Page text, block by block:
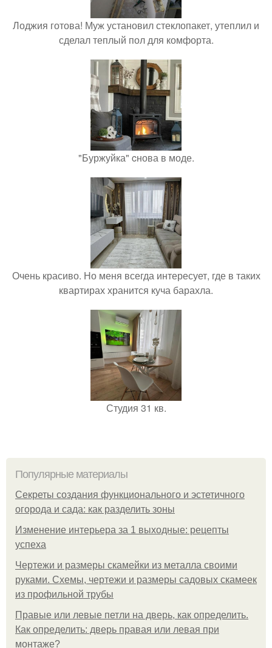
Лоджия готова! Муж установил стеклопакет, утеплил и
сделал теплый пол для комфорта.
"Буржуйка" cнова в моде.
Очень красиво. Но меня всегда интересует, где в таких
квартирах хранится куча барахла.
Студия 31 кв.
Популярные материалы
Секреты создания функционального и эстетичного
огорода и сада: как разделить зоны
Изменение интерьера за 1 выходные: рецепты
успеха
Чертежи и размеры скамейки из металла своими
руками. Схемы, чертежи и размеры садовых скамеек
из профильной трубы
Правые или левые петли на дверь, как определить.
Как определить: дверь правая или левая при
монтаже?